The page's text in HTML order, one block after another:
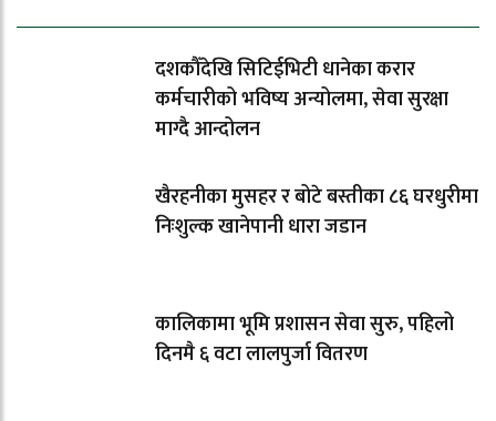
दशकौँदेखि सिटिईभिटी धानेका करार
कर्मचारीको भविष्य अन्योलमा, सेवा सुरक्षा
माग्दै आन्दोलन
खैरहनीका मुसहर र बोटे बस्तीका ८६ घरधुरीमा
निःशुल्क खानेपानी धारा जडान
कालिकामा भूमि प्रशासन सेवा सुरु, पहिलो
दिनमै ६ वटा लालपुर्जा वितरण